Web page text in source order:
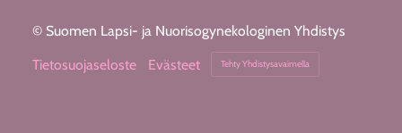
© Suomen Lapsi- ja Nuorisogynekologinen Yhdistys
Tietosuojaseloste
Evästeet Tehty Yhdistysavaimella